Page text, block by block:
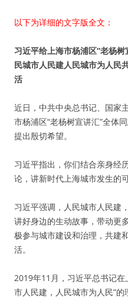
以下为详细的文字版全文：
习近平给上海市杨浦区“老杨
民城市人民建人民城市为人民
活
近日，中共中央总书记、国家
市杨浦区“老杨树宣讲汇”全体
提出殷切希望。
习近平指出，你们结合亲身经
论，讲新时代上海城市发生的
习近平强调，人民城市人民建
讲好身边的生动故事，带动更
极参与城市建设和治理，共建
活。
2019年11月，习近平总书记
市人民建，人民城市为人民”